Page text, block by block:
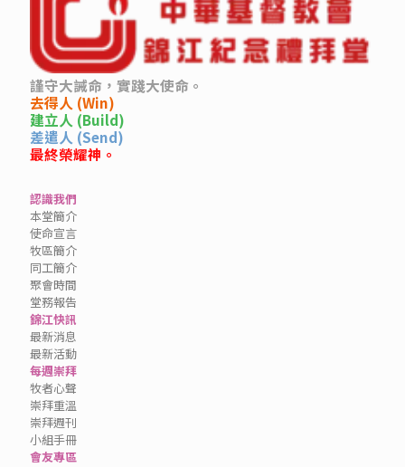
謹守大誡命，實踐大使命。
去得人 (Win)
建立人 (Build)
差遣人 (Send)
最終榮耀神。
認識我們
本堂簡介
使命宣言
牧區簡介
同工簡介
聚會時間
堂務報告
錦江快訊
最新消息
最新活動
每週崇拜
牧者心聲
崇拜重溫
崇拜週刊
小組手冊
會友專區